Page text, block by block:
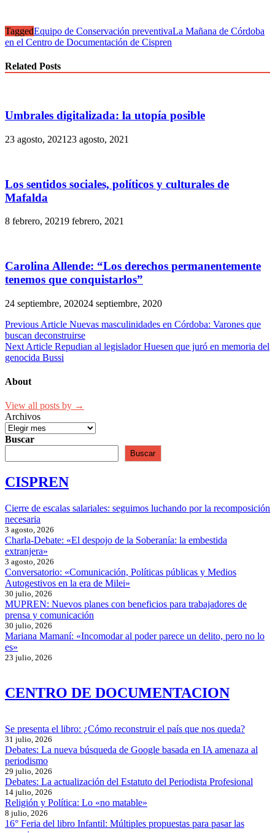
TaggedEquipo de Conservación preventivaLa Mañana de Córdoba
en el Centro de Documentación de Cispren
Related Posts
Umbrales digitalizada: la utopía posible
23 agosto, 2021 23 agosto, 2021
Los sentidos sociales, políticos y culturales de
Mafalda
8 febrero, 20219 febrero, 2021
Carolina Allende: “Los derechos permanentemente
tenemos que conquistarlos”
24 septiembre, 202024 septiembre, 2020
Navegación
de
entradas
Previous Article Nuevas masculinidades en Córdoba: Varones que
buscan deconstruirse
Next Article Repudian al legislador Huesen que juró en memoria del
genocida Bussi
About
View all posts by →
Archivos
Buscar
Buscar
CISPREN
Cierre de escalas salariales: seguimos luchando por la recomposición
necesaria
3 agosto, 2026
Charla-Debate: «El despojo de la Soberanía: la embestida
extranjera»
3 agosto, 2026
Conversatorio: «Comunicación, Políticas públicas y Medios
Autogestivos en la era de Milei»
30 julio, 2026
MUPREN: Nuevos planes con beneficios para trabajadores de
prensa y comunicación
30 julio, 2026
Mariana Mamaní: «Incomodar al poder parece un delito, pero no lo
es»
23 julio, 2026
CENTRO DE DOCUMENTACION
Se presenta el libro: ¿Cómo reconstruir el país que nos queda?
31 julio, 2026
Debates: La nueva búsqueda de Google basada en IA amenaza al
periodismo
29 julio, 2026
Debates: La actualización del Estatuto del Periodista Profesional
14 julio, 2026
Religión y Política: Lo «no matable»
8 julio, 2026
16° Feria del libro Infantil: Múltiples propuestas para pasar las